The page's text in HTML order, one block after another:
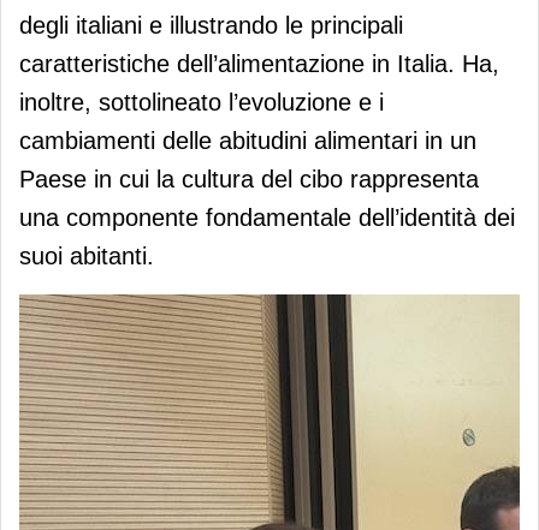
degli italiani e illustrando le principali
caratteristiche dell’alimentazione in Italia. Ha,
inoltre, sottolineato l’evoluzione e i
cambiamenti delle abitudini alimentari in un
Paese in cui la cultura del cibo rappresenta
una componente fondamentale dell’identità dei
suoi abitanti.